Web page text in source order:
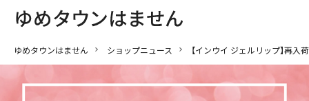
ゆめタウンはません ショップニュース 【インウイ ジェルリップ】再入荷